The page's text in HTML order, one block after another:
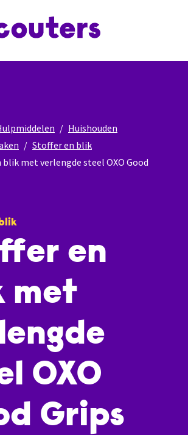
Huishouden
Stoffer en blik
met verlengde steel OXO Good
en
met
OXO
Grips